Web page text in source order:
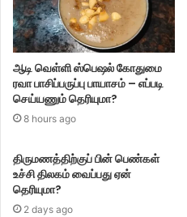
ஆடி வெள்ளி ஸ்பெஷல் கோதுமை
ரவா பாசிப்பருப்பு பாயாசம் – எப்படி
செய்யணும் தெரியுமா?
8 hours ago
திருமணத்திற்குப் பின் பெண்கள்
உச்சி திலகம் வைப்பது ஏன்
தெரியுமா?
2 days ago